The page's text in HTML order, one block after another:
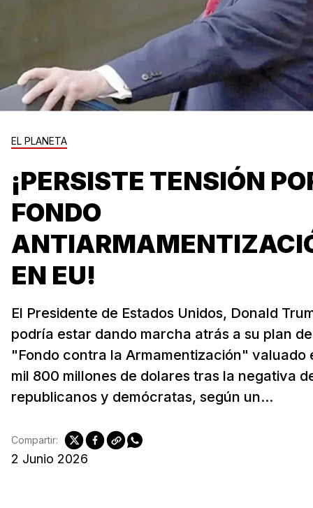
EL PLANETA
¡PERSISTE TENSIÓN
FONDO
EN EU!
El Presidente de Estados Unidos, Donald
podría estar dando marcha atrás a su plan de
"Fondo contra la Armamentización" valuado
mil 800 millones de dolares tras la negativa
republicanos y demócratas, según un...
2 Junio 2026
Compartir: